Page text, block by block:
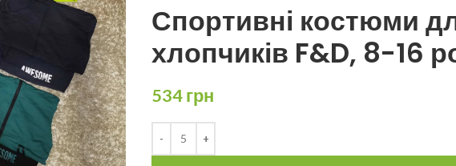
Спортивні костюми
хлопчиків F&D, 8-16
534грн